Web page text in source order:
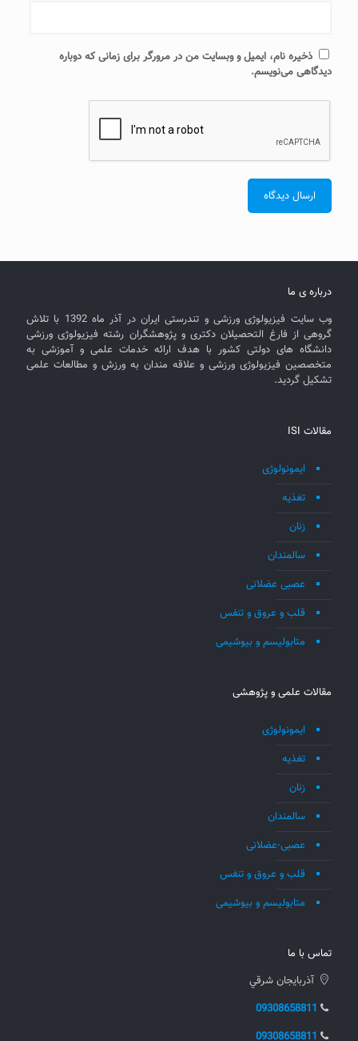
ذخیره نام، ایمیل و وبسایت من در مرورگر برای زمانی که دوباره
دیدگاهی می‌نویسم.
درباره ی ما
وب سایت فیزیولوژی ورزشی و تندرستی ایران در آذر ماه 1392 با تلاش
گروهی از فارغ التحصیلان دکتری و پژوهشگران رشته فیزیولوژی ورزشی
دانشگاه های دولتی کشور با هدف ارائه خدمات علمی و آموزشی به
متخصصین فیزیولوژی ورزشی و علاقه مندان به ورزش و مطالعات علمی
تشکیل گردید.
مقالات ISI
ایمونولوژی
تغذیه
زنان
سالمندان
عصبی عضلانی
قلب و عروق و تنفس
متابولیسم و بیوشیمی
مقالات علمی و پژوهشی
ایمونولوژی
تغذیه
زنان
سالمندان
عصبی-عضلانی
قلب و عروق و تنفس
متابولیسم و بیوشیمی
تماس با ما
آذربايجان شرقي
09308658811
09308658811